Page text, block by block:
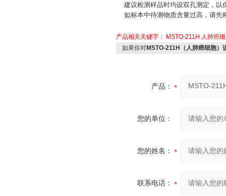
建议检测样品时均设双孔测定，以
如标本中待测物质含量过高，请先
产品相关关键字： MSTO-211H 人肺癌
如果你对MSTO-211H（人肺癌细胞）
产品：
您的单位：
您的姓名：
联系电话：